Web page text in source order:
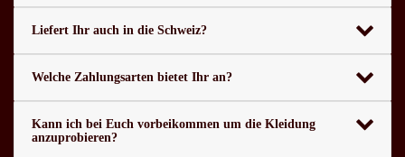
Liefert Ihr auch in die Schweiz?
Welche Zahlungsarten bietet Ihr an?
Kann ich bei Euch vorbeikommen um die Kleidung
anzuprobieren?